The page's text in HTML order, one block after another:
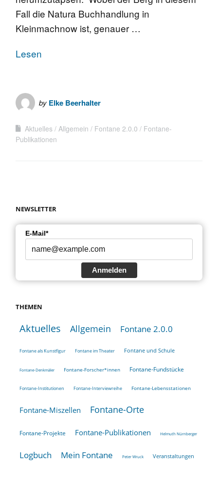
Fall die Natura Buchhandlung in
Kleinmachnow ist, genauer …
Lesen
by Elke Beerhalter
Aktuelles Allgemein Fontane 2.0.0
Fontane-
Publikationen
NEWSLETTER
E-Mail*
Anmelden
THEMEN
Aktuelles Allgemein Fontane 2.0.0
Fontane als Kunstfigur Fontane im Theater Fontane und Schule
Fontane-Denkmäler Fontane-Forscher*innen Fontane-Fundstücke
Fontane-Institutionen Fontane-Interviewreihe Fontane-Lebensstationen
Fontane-Miszellen Fontane-Orte
Fontane-Projekte Fontane-Publikationen Helmuth Nürnberger
Logbuch Mein Fontane Peter Wruck Veranstaltungen